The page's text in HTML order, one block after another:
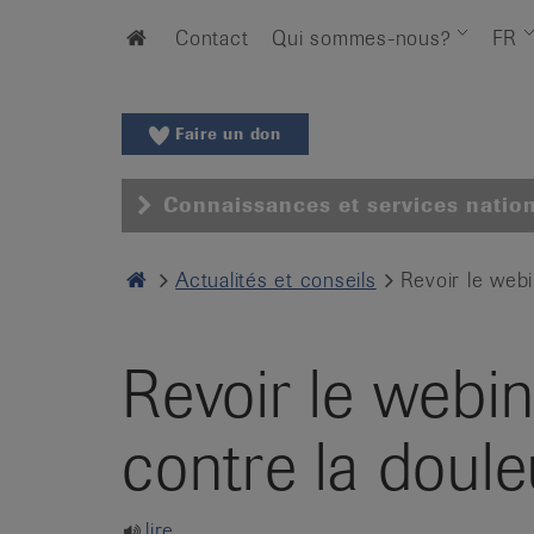
Home
Contact Qui sommes-nous? FR
Faire un don
Connaissances et services
Home
Actualités et conseils Revoir le
Revoir le
contre la